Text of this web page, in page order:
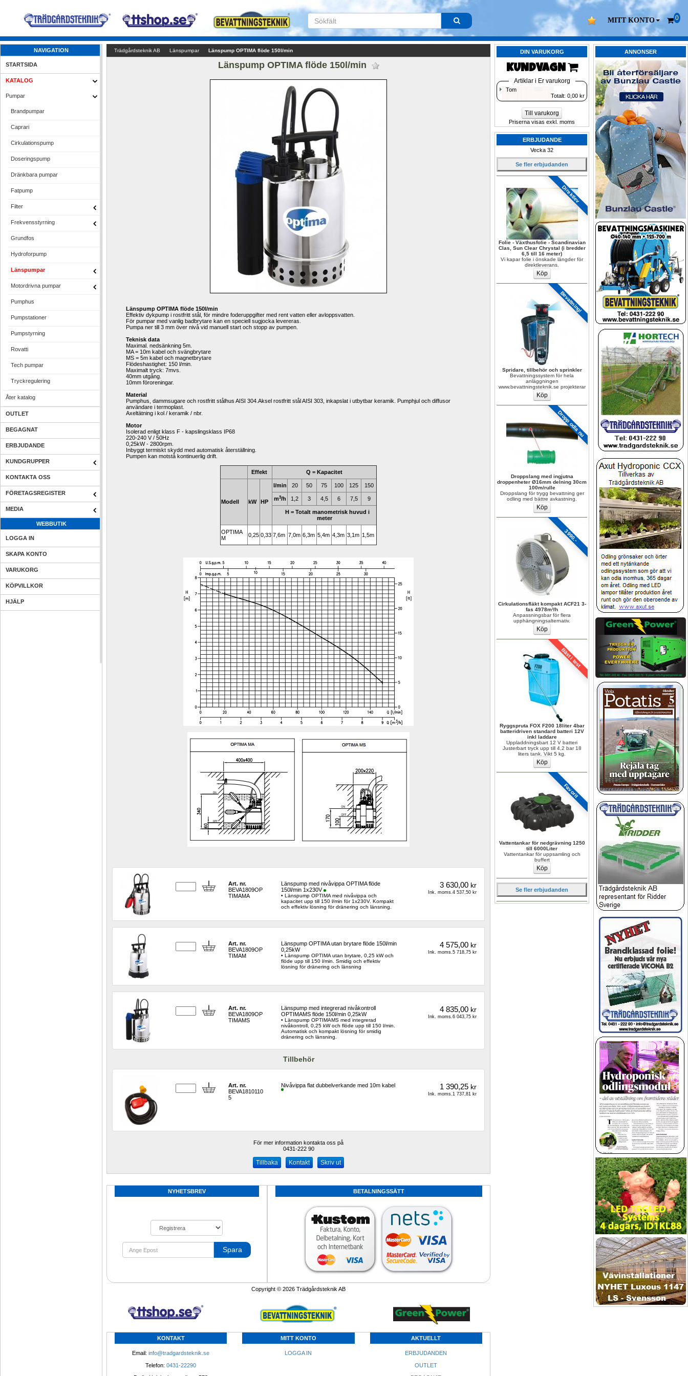
MITT KONTO 0
NAVIGATION
STARTSIDA
KATALOG
Pumpar
Brandpumpar
Caprari
Cirkulationspump
Doseringspump
Dränkbara pumpar
Fatpump
Filter
Frekvensstyrning
Grundfos
Hydroforpump
Länspumpar
Motordrivna pumpar
Pumphus
Pumpstationer
Pumpstyrning
Rovatti
Tech pumpar
Tryckregulering
Åter katalog
OUTLET
BEGAGNAT
ERBJUDANDE
KUNDGRUPPER
KONTAKTA OSS
FÖRETAGSREGISTER
MEDIA
WEBBUTIK
LOGGA IN
SKAPA KONTO
VARUKORG
KÖPVILLKOR
HJÄLP
ANNONSER
DIN VARUKORG
KUNDVAGN
Artiklar i Er varukorg
Tom
Totalt: 0,00 kr
Till varukorg
Priserna visas exkl. moms
ERBJUDANDE
Vecka 32
Se fler erbjudanden
Direktlev
Folie - Växthusfolie - Scandinavian
Clas, Sun Clear Chrystal (i bredder
6,5 till 16 meter)
Vi kapar folie i önskade längder för
direktleverans.
Bevattning!
Spridare, tillbehör och sprinkler
Bevattningssystem för hela
anläggningen
www.bevattningsteknik.se projekterar
Dropp odla nu
Droppslang med ingjutna
droppenheter Ø16mm delning 30cm
100m/rulle
Droppslang för trygg bevattning ger
odling med bättre avkastning.
3990.-
Cirkulationsfläkt kompakt ACF21 3-
fas 4978m³/h
Anpassningsbar för flera
upphängningsalternativ.
Bäst i test
Ryggspruta FOX F200 18liter 4bar
batteridriven standard batteri 12V
inkl laddare
Uppladdningsbart 12 V batteri
Justerbart tryck upp till 4,2 bar 18
liters tank. Vikt 5 kg.
Favorit
Vattentankar för nedgrävning 1250
till 6000Liter
Vattentankar för uppsamling och
buffert
Se fler erbjudanden
Trädgårdsteknik AB Länspumpar Länspump OPTIMA flöde 150l/min
Länspump OPTIMA flöde 150l/min
Länspump OPTIMA flöde 150l/min
Effektiv dykpump i rostfritt stål, för mindre foderuppgifter med rent vatten eller avloppsvatten.
För pumpar med vanlig badbrytare kan en speciell sugjocka levereras.
Pumpa ner till 3 mm över nivå vid manuell start och stopp av pumpen.
Teknisk data
Maximal. nedsänkning 5m.
MA = 10m kabel och svängbrytare
MS = 5m kabel och magnetbrytare
Flödeshastighet: 150 l/min.
Maximalt tryck: 7mvs.
40mm utgång.
10mm föroreningar.
Material
Pumphus, dammsugare och rostfritt stålhus AISI 304.Aksel rostfritt stål AISI 303, inkapslat i utbytbar keramik. Pumphjul och diffusor
användare i termoplast.
Axeltätning i kol / keramik / nbr.
Motor
Isolerad enligt klass F - kapslingsklass IP68
220-240 V / 50Hz
0,25kW - 2800rpm.
Inbyggt termiskt skydd med automatisk återställning.
Pumpen kan motstå kontinuerlig drift.
Effekt Q = Kapacitet
Modell kW HP
l/min 20 50 75 100 125 150
m3/h 1,2 3 4,5 6 7,5 9
H = Totalt manometrisk huvud i
meter
OPTIMA
M
0,25 0,33 7,6m 7,0m 6,3m 5,4m 4,3m 3,1m 1,5m
Art. nr.
BEVA1809OP
TIMAMA
Länspump med nivåvippa OPTIMA flöde
150l/min 1x230V
• Länspump OPTIMA med nivåvippa och
kapacitet upp till 150 l/min för 1x230V. Kompakt
och effektiv lösning för dränering och länsning.
3 630,00kr
Ink. moms.4 537,50 kr
Art. nr.
BEVA1809OP
TIMAM
Länspump OPTIMA utan brytare flöde 150l/min
0,25kW
• Länspump OPTIMA utan brytare, 0,25 kW och
flöde upp till 150 l/min. Smidig och effektiv
lösning för dränering och länsning
4 575,00kr
Ink. moms.5 718,75 kr
Art. nr.
BEVA1809OP
TIMAMS
Länspump med integrerad nivåkontroll
OPTIMAMS flöde 150l/min 0,25kW
• Länspump OPTIMAMS med integrerad
nivåkontroll, 0,25 kW och flöde upp till 150 l/min.
Automatisk och kompakt lösning för smidig
dränering och länsning.
4 835,00kr
Ink. moms.6 043,75 kr
Tillbehör
Art. nr.
BEVA1810110
5
Nivåvippa flat dubbelverkande med 10m kabel 1 390,25kr
Ink. moms.1 737,81 kr
För mer information kontakta oss på
0431-222 90
Kontakt Skriv ut
NYHETSBREV
Spara
BETALNINGSSÄTT
Copyright © 2026 Trädgårdsteknik AB
KONTAKT
Email: info@tradgardsteknik.se
Telefon: 0431-22290
MITT KONTO
LOGGA IN
AKTUELLT
ERBJUDANDEN
OUTLET